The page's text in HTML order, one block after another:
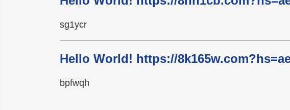
sg1ycr
Hello World! https://
bpfwqh